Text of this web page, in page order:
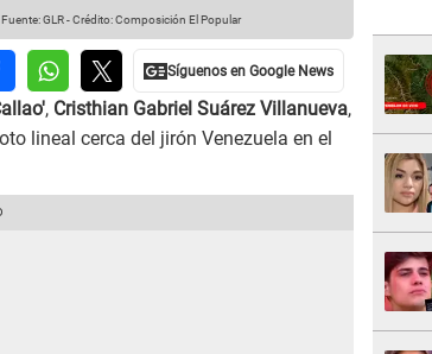
Fuente: GLR-Crédito: Composición El Popular
, Cristhian Gabriel Suárez Villanueva,
lineal cerca del jirón Venezuela en el